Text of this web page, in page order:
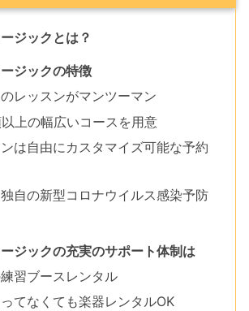
ジックとは？
ジックの特徴
レッスンがマンツーマン
上の幅広いコースを用意
は自由にカスタマイズ可能な予約
自の新型コロナウイルス感染予防
ジックの充実のサポート体制は
習ブースレンタル
てなくても楽器レンタルOK